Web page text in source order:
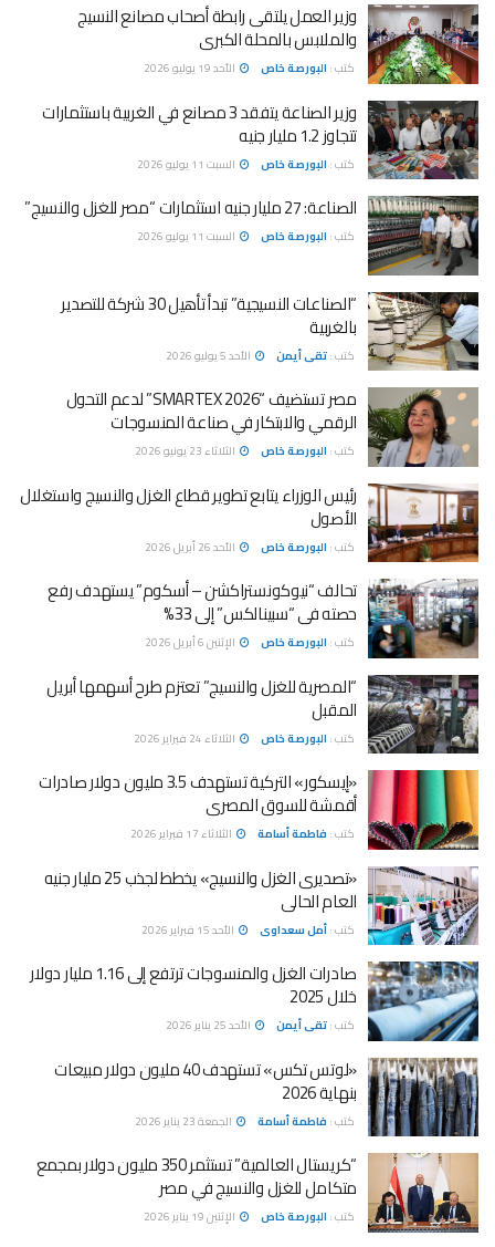
وزير العمل يلتقى رابطة أصحاب مصانع النسيج
والملابس بالمحلة الكبرى
كتب : البورصة خاص الأحد 19 يوليو 2026
وزير الصناعة يتفقد 3 مصانع في الغربية باستثمارات
تتجاوز 1.2 مليار جنيه
كتب : البورصة خاص السبت 11 يوليو 2026
الصناعة: 27 مليار جنيه استثمارات “مصر للغزل والنسيج”
كتب : البورصة خاص السبت 11 يوليو 2026
“الصناعات النسيجية” تبدأ تأهيل 30 شركة للتصدير
بالغربية
كتب :تقى أيمن الأحد 5 يوليو 2026
مصر تستضيف “SMARTEX 2026” لدعم التحول
الرقمي والابتكار في صناعة المنسوجات
كتب : البورصة خاص الثلاثاء 23 يونيو 2026
رئيس الوزراء يتابع تطوير قطاع الغزل والنسيج واستغلال
الأصول
كتب : البورصة خاص الأحد 26 أبريل 2026
تحالف “نيوكونستراكشن – أسكوم” يستهدف رفع
حصته فى “سبينالكس” إلى 33%
كتب : البورصة خاص الإثنين 6 أبريل 2026
“المصرية للغزل والنسيج” تعتزم طرح أسهمها أبريل
المقبل
كتب : البورصة خاص الثلاثاء 24 فبراير 2026
«إيسكور» التركية تستهدف 3.5 مليون دولار صادرات
أقمشة للسوق المصرى
كتب : فاطمة أسامة الثلاثاء 17 فبراير 2026
«تصديرى الغزل والنسيج» يخطط لجذب 25 مليار جنيه
العام الحالى
كتب :أمل سعداوى الأحد 15 فبراير 2026
صادرات الغزل والمنسوجات ترتفع إلى 1.16 مليار دولار
خلال 2025
كتب :تقى أيمن الأحد 25 يناير 2026
«لوتس تكس» تستهدف 40 مليون دولار مبيعات
بنهاية 2026
كتب : فاطمة أسامة الجمعة 23 يناير 2026
“كريستال العالمية” تستثمر 350 مليون دولار بمجمع
متكامل للغزل والنسيج في مصر
كتب : البورصة خاص الإثنين 19 يناير 2026